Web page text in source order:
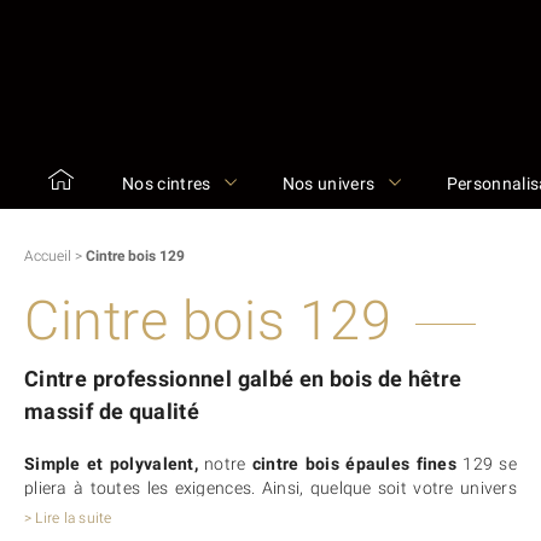
Nos cintres Nos univers
Accueil > Cintre bois 129
Cintre bois 129
Cintre professionnel galbé en bois de hêtre
massif de qualité
Simple et polyvalent, notre cintre bois épaules fines 129 se
pliera à toutes les exigences. Ainsi, quelque soit votre univers
de marque, ce cintre galbé saura s’adapter à vos besoins. En
> Lire la suite